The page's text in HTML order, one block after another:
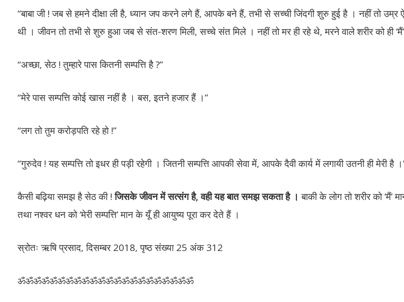
“बाबा जी ! जब से हमने दीक्षा ली है, ध्यान जप करने लगे हैं, आपके बने हैं, तभी से सच्ची जिंदगी शुरु हुई है । नहीं तो उम्र
थी । जीवन तो तभी से शुरु हुआ जब से संत-शरण मिली, सच्चे संत मिले । नहीं तो मर ही रहे थे, मरने वाले शरीर को ही
“अच्छा, सेठ ! तुम्हारे पास कितनी सम्पत्ति है ?”
“मेरे पास सम्पत्ति कोई खास नहीं है । बस, इतने हजार हैं ।”
“लग तो तुम करोड़पति रहे हो !”
“गुरुदेव ! यह सम्पत्ति तो इधर ही पड़ी रहेगी । जितनी सम्पत्ति आपकी सेवा में, आपके दैवी कार्य में लगायी उतनी ही मेरी है
कैसी बढ़िया समझ है सेठ की !जिसके जीवन में सत्संग है, वही यह बात समझ सकता है । बाकी के लोग तो शरीर को ‘मैं’
तथा नश्वर धन को ‘मेरी सम्पत्ति’ मान के यूँ ही आयुष्य पूरा कर देते हैं ।
स्रोतः ऋषि प्रसाद, दिसम्बर 2018, पृष्ठ संख्या 25 अंक 312
ॐॐॐॐॐॐॐॐॐॐॐॐॐॐॐॐॐॐॐॐॐॐ